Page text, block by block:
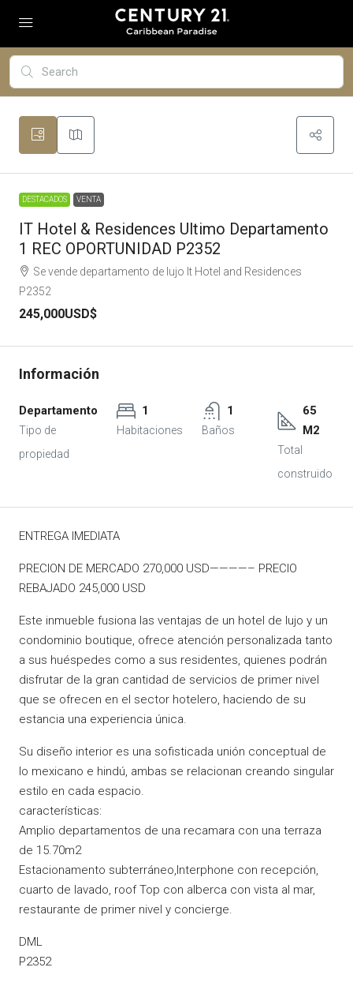
DESTACADOS VENTA
IT Hotel & Residences Ultimo Departamento
1 REC OPORTUNIDAD P2352
Se vende departamento de lujo It Hotel and Residences
P2352
245,000USD$
Departamento 1 1
65
M2
ENTREGA IMEDIATA
PRECION DE MERCADO 270,000 USD————– PRECIO
REBAJADO 245,000 USD
Este inmueble fusiona las ventajas de un hotel de lujo y un
condominio boutique, ofrece atención personalizada tanto
a sus huéspedes como a sus residentes, quienes podrán
disfrutar de la gran cantidad de servicios de primer nivel
que se ofrecen en el sector hotelero, haciendo de su
estancia una experiencia única.
Su diseño interior es una sofisticada unión conceptual de
lo mexicano e hindú, ambas se relacionan creando singular
estilo en cada espacio.
características:
Amplio departamentos de una recamara con una terraza
de 15.70m2
Estacionamento subterráneo,Interphone con recepción,
cuarto de lavado, roof Top con alberca con vista al mar,
restaurante de primer nivel y concierge.
DML
P2352